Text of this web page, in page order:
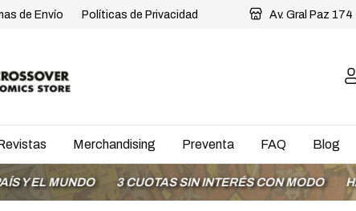
de Envío Políticas de Privacidad Av. Gral Paz
Merchandising Preventa FAQ Blog
3 CUOTAS SIN INTERÉS CON MODO HASTA